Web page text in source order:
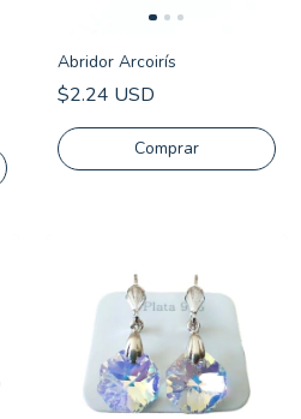
Abridor Arcoirís
$2.24 USD